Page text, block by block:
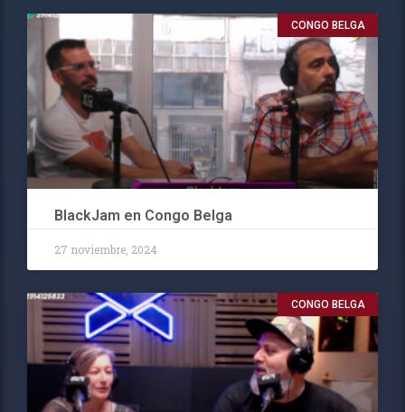
CONGO BELGA
BlackJam en Congo Belga
27 noviembre, 2024
CONGO BELGA